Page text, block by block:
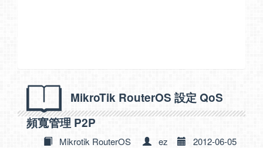
MikroTik RouterOS 設定 QoS
頻寬管理 P2P
Mikrotik RouterOS ez 2012-06-05